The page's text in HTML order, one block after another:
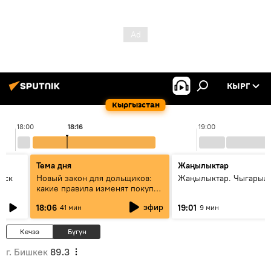
Кыргызстан
КЫРГ
18:00 19:00
18:16
Тема дня
Новый закон для дольщиков:
какие правила изменят покупку
18:06 41 мин эфир
Жаңылыктар
Жаңылыктар.
19:01 9 мин
Кечээ Бүгүн
г. Бишкек 89.3